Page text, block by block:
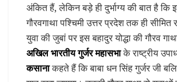
अंकित हैं, लेकिन बड़े ही दुर्भाग्य की बात है कि
गौरवगाथा पश्चिमी उत्तर प्रदेश तक ही
युवा की जुबां पर इस बहादुर योद्धा की गौरव
अखिल भारतीय गुर्जर महासभाके राष्ट्रीय
कसानाकहते हैं कि बाबा धन सिंह गुर्जर जी